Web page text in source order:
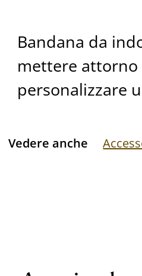
Bandana da
mettere attorno
personalizzare
Vedere anche